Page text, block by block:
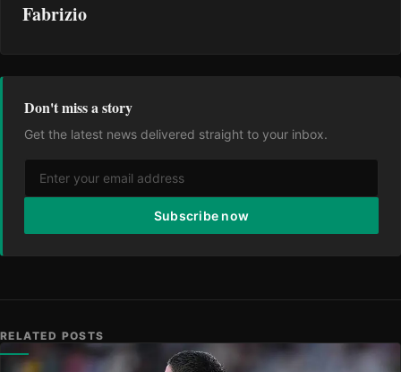
Fabrizio
Don't miss a story
Get the latest news delivered straight to your inbox.
Subscribe now
RELATED POSTS